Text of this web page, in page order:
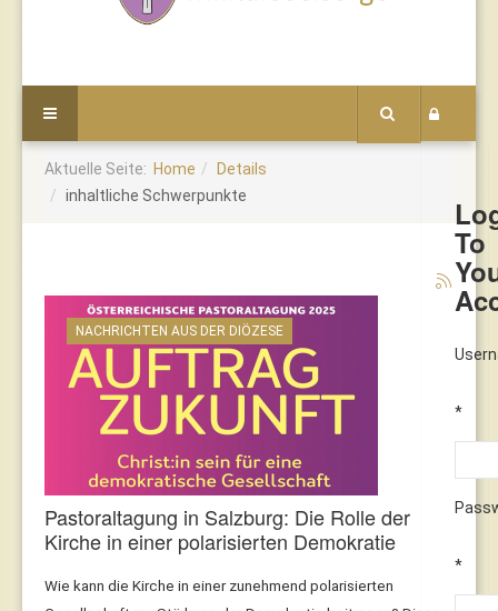
To
*
*
Aktuelle Seite: Home
Details
inhaltliche Schwerpunkte
NACHRICHTEN AUS DER DIÖZESE
Pastoraltagung in Salzburg: Die Rolle der
Kirche in einer polarisierten Demokratie
Wie kann die Kirche in einer zunehmend polarisierten